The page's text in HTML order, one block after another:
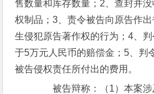
售数量和库存数量；2、查封并
权制品；3、责令被告向原告作
生侵犯原告著作权的行为；4、
于5万元人民币的赔偿金；5、判
被告侵权责任所付出的费用。
被告辩称：（1）本案涉